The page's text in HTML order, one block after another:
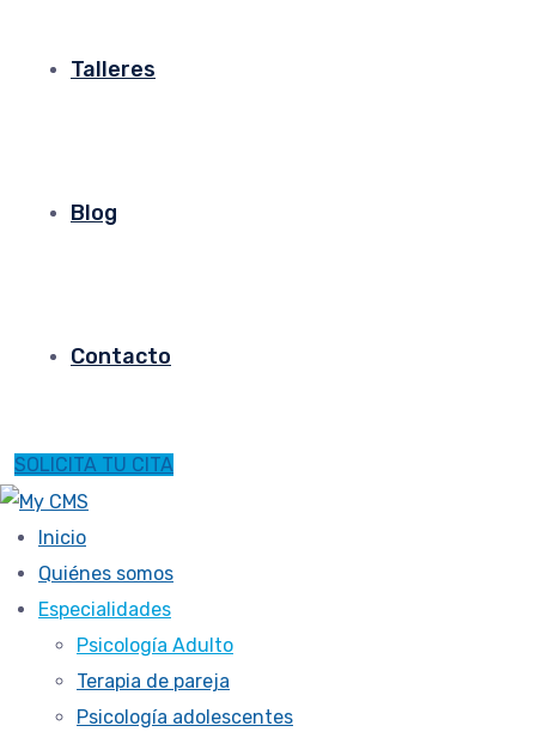
Talleres
Blog
Contacto
SOLICITA TU CITA
Inicio
Quiénes somos
Especialidades
Psicología Adulto
Terapia de pareja
Psicología adolescentes